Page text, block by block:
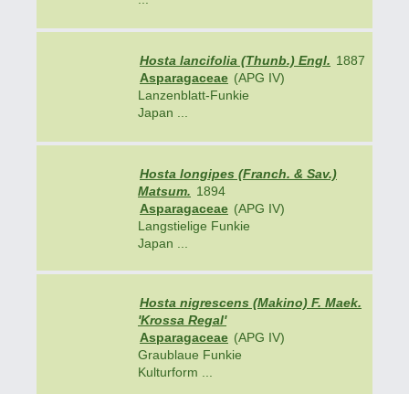
Hosta lancifolia (Thunb.) Engl. 1887
Asparagaceae (APG IV)
Lanzenblatt-Funkie
Japan ...
Hosta longipes (Franch. & Sav.)
Matsum. 1894
Asparagaceae (APG IV)
Langstielige Funkie
Japan ...
Hosta nigrescens (Makino) F. Maek.
'Krossa Regal'
Asparagaceae (APG IV)
Graublaue Funkie
Kulturform ...